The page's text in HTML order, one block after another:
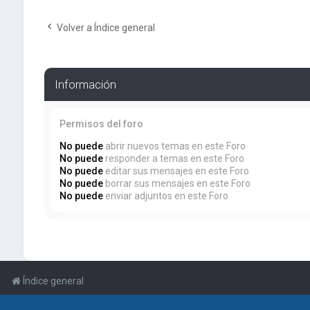
Volver a Índice general
Información
Permisos del foro
No puedeabrir nuevos temas en este Foro
No puederesponder a temas en este Foro
No puedeeditar sus mensajes en este Foro
No puedeborrar sus mensajes en este Foro
No puedeenviar adjuntos en este Foro
Índice general